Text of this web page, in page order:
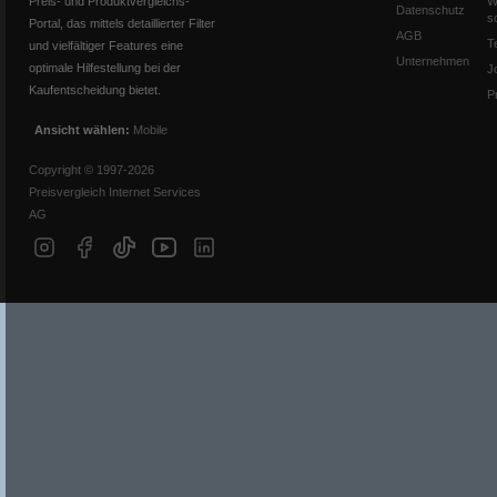
Portal, das mittels detaillierter Filter
und vielfältiger Features eine
optimale Hilfestellung bei der
Kaufentscheidung bietet.
Ansicht wählen: Mobile
Copyright © 1997-2026
Preisvergleich Internet Services
AG
Datenschutz
AGB
Unternehmen